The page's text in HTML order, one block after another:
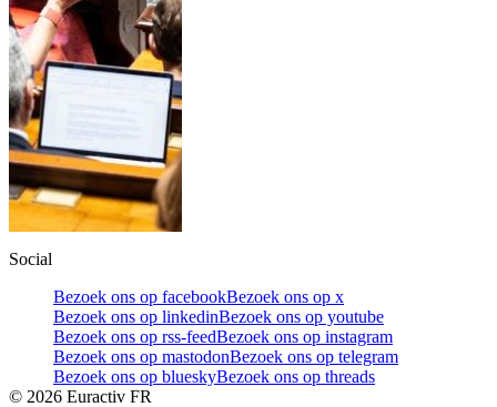
Social
Bezoek ons op facebookBezoek ons op x
Bezoek ons op linkedinBezoek ons op youtube
Bezoek ons op rss-feedBezoek ons op instagram
Bezoek ons op mastodonBezoek ons op telegram
Bezoek ons op blueskyBezoek ons op threads
© 2026 Euractiv FR